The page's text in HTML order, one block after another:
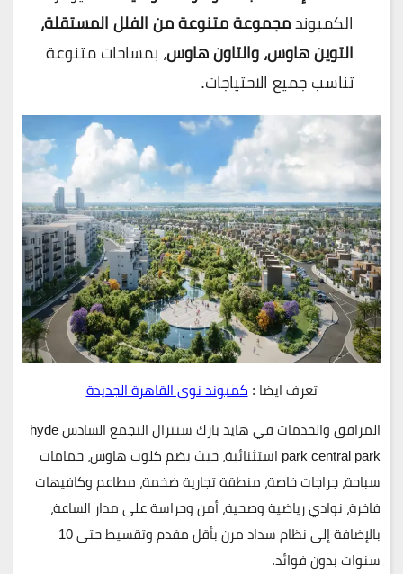
الكمبوندمجموعة متنوعة من الفلل المستقلة،
التوين هاوس، والتاون هاوس، بمساحات متنوعة
تناسب جميع الاحتياجات.
تعرف ايضا :كمبوند نوي القاهرة الجديدة
المرافق والخدمات في هايد بارك سنترال التجمع السادس hyde
park central park استثنائية
، حيث يضمكلوب هاوس، حمامات
سباحة، جراجات خاصة، منطقة تجارية ضخمة، مطاعم وكافيهات
فاخرة، نوادي رياضية وصحية، أمن وحراسة على مدار الساعة،
بالإضافة إلى
نظام سداد مرن بأقل مقدم وتقسيط حتى 10
سنوات بدون فوائد.